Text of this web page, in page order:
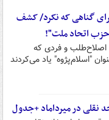
گناهی که نکرد/ کشف
اتحاد ملت"!
و فردی که
"اسلام‌پژوه" یاد می‌کردند
نقلی در میرداماد +جدول